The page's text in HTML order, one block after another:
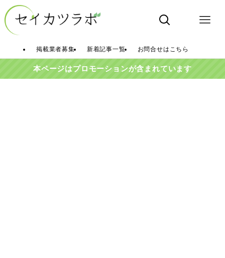
掲載業者募集 新着記事一覧 お問合せはこちら
本ページはプロモーションが含まれています